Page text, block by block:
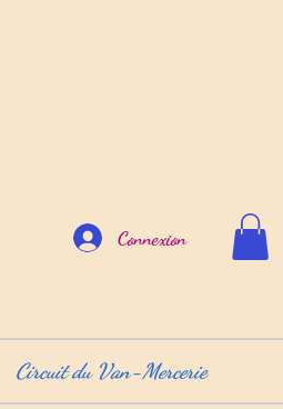
Connexion
Circuit du Van-Mercerie